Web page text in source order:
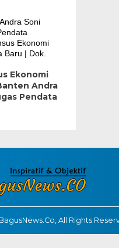
Ekonomi
Andra
Pendata
All Rights